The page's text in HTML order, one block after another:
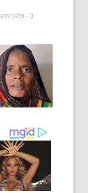
उत्तर प्रदेश - 0